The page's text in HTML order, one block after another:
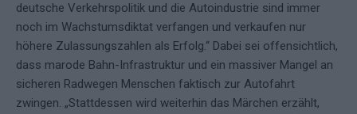
deutsche Verkehrspolitik und die Autoindustrie sind immer
noch im Wachstumsdiktat verfangen und verkaufen nur
höhere Zulassungszahlen als Erfolg.“ Dabei sei offensichtlich,
dass marode Bahn-Infrastruktur und ein massiver Mangel an
sicheren Radwegen Menschen faktisch zur Autofahrt
zwingen. „Stattdessen wird weiterhin das Märchen erzählt,